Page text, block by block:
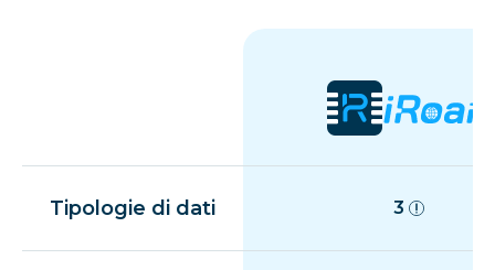
Tipologie di dati 3